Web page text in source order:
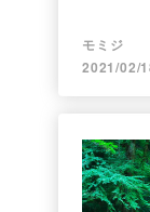
モミジ
2021/02/